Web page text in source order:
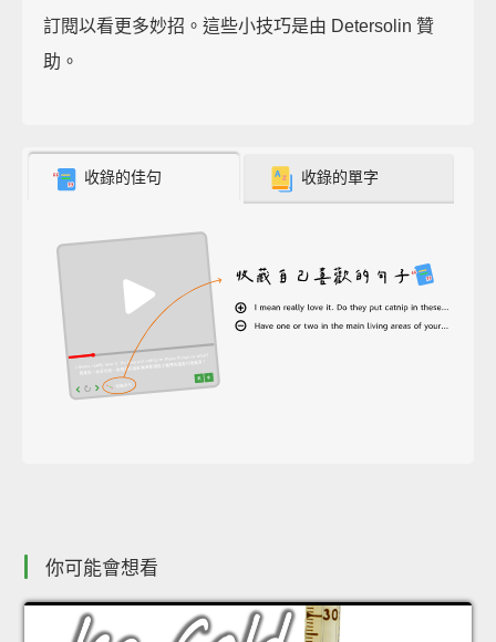
訂閱以看更多妙招。這些小技巧是由 Detersolin 贊
助。
收錄的佳句 收錄的單字
你可能會想看